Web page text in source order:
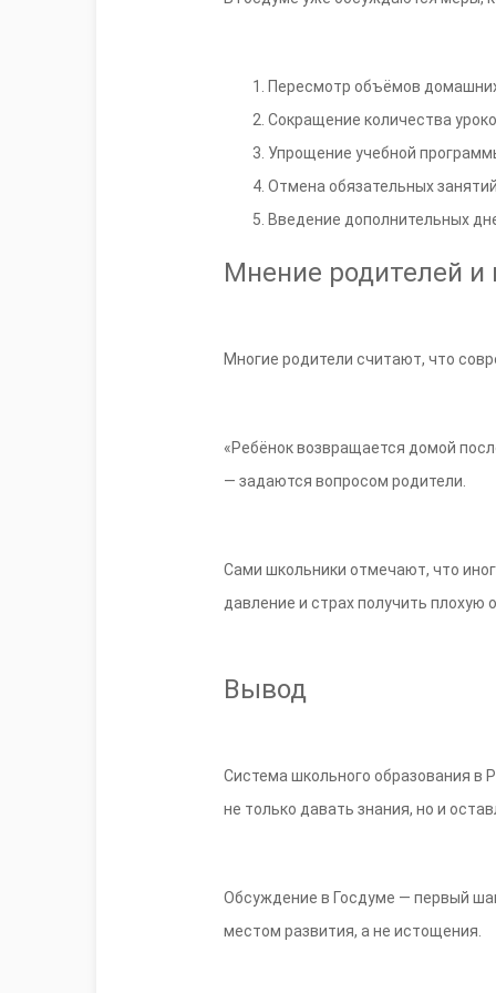
Пересмотр объёмов
Сокращение количества
Упрощение учебной
Отмена обязательных
Введение дополнительных
Мнение родителей и
Многие родители считают, что
«Ребёнок возвращается домой
— задаются вопросом родители.
Сами школьники отмечают, что
давление и страх получить плохую
Вывод
Система школьного образования в
не только давать знания, но и
Обсуждение в Госдуме — первый
местом развития, а не истощения.